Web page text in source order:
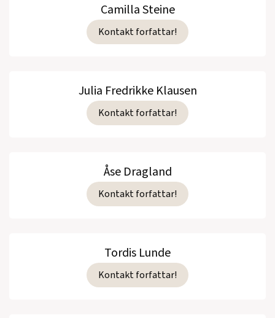
Camilla Steine
Kontakt forfattar!
Julia Fredrikke Klausen
Kontakt forfattar!
Åse Dragland
Kontakt forfattar!
Tordis Lunde
Kontakt forfattar!